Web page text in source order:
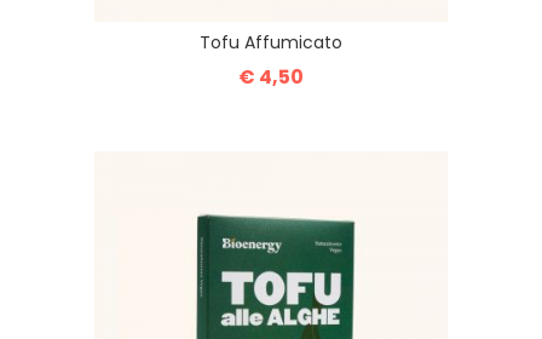
Tofu Affumicato
€ 4,50